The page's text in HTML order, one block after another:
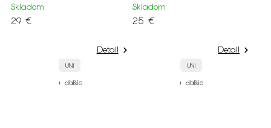
Skladom
29 €
Detail
UNI
+ ďalšie
Skladom
25 €
Detail
UNI
+ ďalšie